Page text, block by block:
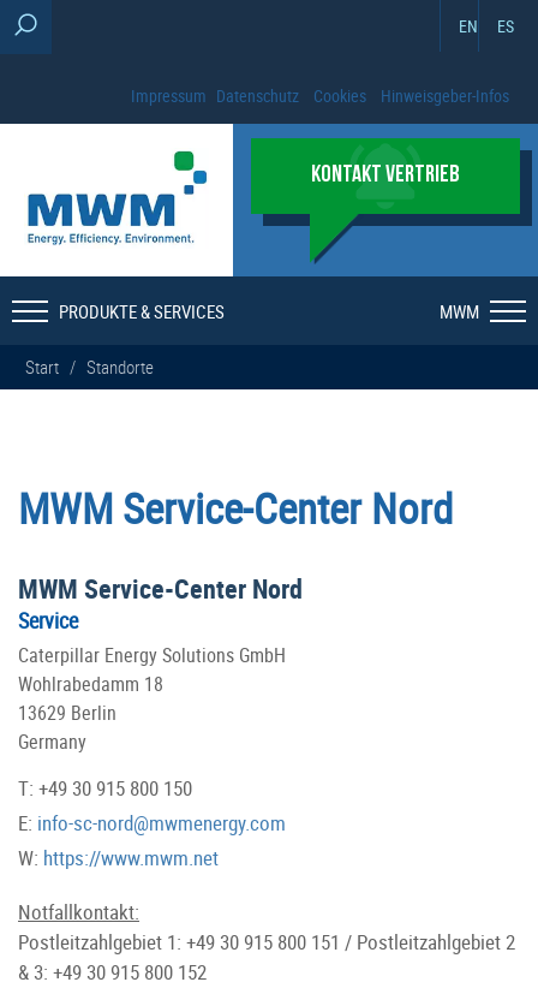
EN ES
Impressum Datenschutz Cookies Hinweisgeber-Infos
KONTAKT VERTRIEB
PRODUKTE & SERVICES MWM
Start / Standorte
MWM Service-Center Nord
MWM Service-Center Nord
Service
Caterpillar Energy Solutions GmbH
Wohlrabedamm 18
13629 Berlin
Germany
T: +49 30 915 800 150
E: info-sc-nord@mwmenergy.com
W: https://www.mwm.net
Notfallkontakt:
Postleitzahlgebiet 1: +49 30 915 800 151 / Postleitzahlgebiet 2
& 3: +49 30 915 800 152